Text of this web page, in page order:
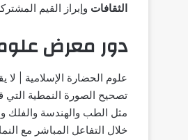
الثقافات وإبراز القيم
دور معرض علوم
علوم الحضارة الإسلامية | لا
تصحيح الصورة النمطية التي
مثل الطب والهندسة والفلك
خلال التفاعل المباشر مع